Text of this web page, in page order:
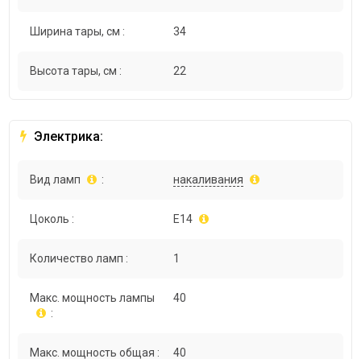
Ширина тары, см : 34
Высота тары, см : 22
Электрика:
Вид ламп : накаливания
Цоколь : E14
Количество ламп : 1
Макс. мощность лампы
:
40
Макс. мощность общая : 40